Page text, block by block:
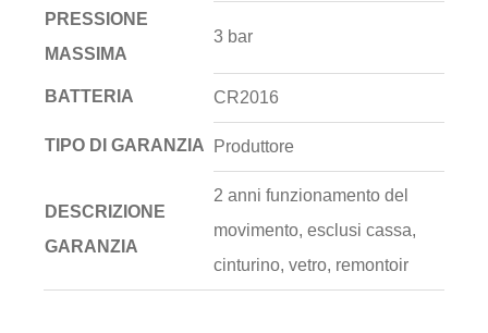
PRESSIONE
MASSIMA
3 bar
BATTERIA CR2016
TIPO DI GARANZIA Produttore
DESCRIZIONE
GARANZIA
2 anni funzionamento del
movimento, esclusi cassa,
cinturino, vetro, remontoir